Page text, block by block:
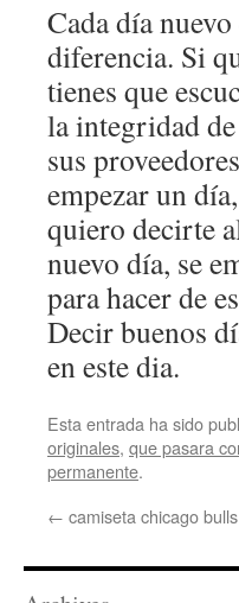
Cada día
diferencia. Si
tienes que
la integridad
sus
empezar un
quiero decirte
nuevo día, se
para hacer de
Decir buenos
en este dia.
Esta entrada ha sido
originales, que pasara
permanente.
← camiseta chicago